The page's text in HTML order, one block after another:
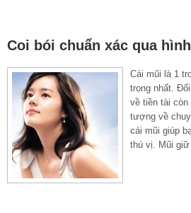
Coi bói chuẩn xác qua
Cái mũi là 1
trọng nhất.
về tiền tài
tượng về
cái mũi giúp
thú vị. Mũi giữ